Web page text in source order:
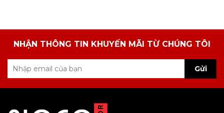
NHẬN THÔNG TIN KHUYẾN MÃI TỪ CHÚNG TÔI
Gửi